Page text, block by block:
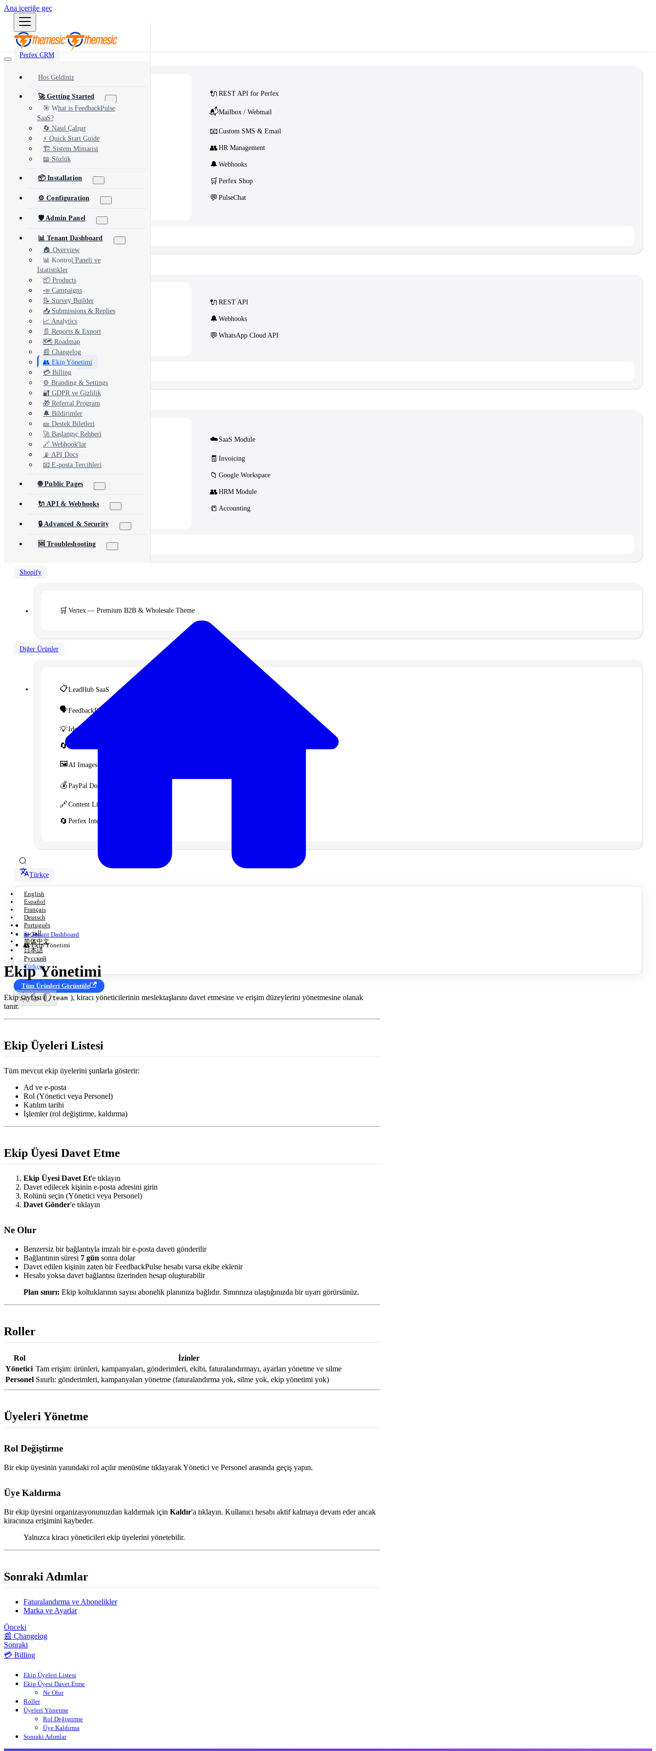
Ana içeriğe geç
Perfex CRM
Most popular modules and add-ons
🔗Integrations
Third-party services & APIs
Workflow automation & dev tools
🎨Themes & Security
UI customization & protection
🔌 REST API for Perfex
📬Mailbox / Webmail
📧 Custom SMS & Email
👥 HR Management
🔔 Webhooks
🛒 Perfex Shop
💬 PulseChat
📂 View All 40+ Modules →
Rise CRM
🧩 Modules
Core Rise CRM extensions
⚙️Automation & API
Security and third-party tools
🔌 REST API
🔔 Webhooks
💬 WhatsApp Cloud API
📂 View All 5 Plugins →
Concord CRM
💎Modules
Core Concord CRM extensions
📊Management
Assets, inventory & more
☁️ SaaS Module
🧾 Invoicing
📁 Google Workspace
👥 HRM Module
📒 Accounting
📂 View All 10+ Modules →
Shopify
🛒 Vertex — Premium B2B & Wholesale Theme
Diğer Ürünler
📋LeadHub SaaS
🗣️FeedbackPulse SaaS
💡Idea FMS
🔄
🖼️AI Images
💰PayPal Donation CF7
🔗 Content Linker
🔄 Perfex Integration for WHMCS
Türkçe
English
Español
Français
Deutsch
Português
العربية
简体中文
日本語
Русский
Türkçe
Tüm Ürünleri Görüntüle
Hos Geldiniz
🚀 Getting Started
🎯 What is FeedbackPulse
SaaS?
🔄 Nasıl Çalışır
⚡ Quick Start Guide
🏗️ Sistem Mimarisi
📖 Sözlük
📦 Installation
⚙️ Configuration
🛡️ Admin Panel
📊 Tenant Dashboard
🏠 Overview
📊 Kontrol Paneli ve
İstatistikler
📦 Products
📣 Campaigns
📝 Survey Builder
📥 Submissions & Replies
📈 Analytics
📄 Reports & Export
🗺️ Roadmap
📰 Changelog
👥 Ekip Yönetimi
💳 Billing
⚙️ Branding & Settings
🔐 GDPR ve Gizlilik
🎁 Referral Program
🔔 Bildirimler
🎫 Destek Biletleri
🚀 Başlangıç Rehberi
🔗 Webhook'lar
📡 API Docs
📧 E-posta Tercihleri
🌐 Public Pages
🔌 API & Webhooks
🔒 Advanced & Security
🆘 Troubleshooting
📊 Tenant Dashboard
👥 Ekip Yönetimi
Ekip Yönetimi
Ekip sayfası ( /team ), kiracı yöneticilerinin meslektaşlarını davet etmesine ve erişim düzeylerini yönetmesine olanak
tanır.
Ekip Üyeleri Listesi
Tüm mevcut ekip üyelerini şunlarla gösterir:
Ad ve e-posta
Rol (Yönetici veya Personel)
Katılım tarihi
İşlemler (rol değiştirme, kaldırma)
Ekip Üyesi Davet Etme
Ekip Üyesi Davet Et'e tıklayın
Davet edilecek kişinin e-posta adresini girin
Rolünü seçin (Yönetici veya Personel)
Davet Gönder'e tıklayın
Ne Olur
Benzersiz bir bağlantıyla imzalı bir e-posta daveti gönderilir
Bağlantının süresi 7 gün sonra dolar
Davet edilen kişinin zaten bir FeedbackPulse hesabı varsa ekibe eklenir
Hesabı yoksa davet bağlantısı üzerinden hesap oluşturabilir
Plan sınırı: Ekip koltuklarının sayısı abonelik planınıza bağlıdır. Sınırınıza ulaştığınızda bir uyarı görürsünüz.
Roller
Rol
İzinler
Yönetici Tam erişim: ürünleri, kampanyaları, gönderimleri, ekibi, faturalandırmayı, ayarları yönetme ve silme
Personel Sınırlı: gönderimleri, kampanyaları yönetme (faturalandırma yok, silme yok, ekip yönetimi yok)
Üyeleri Yönetme
Rol Değiştirme
Bir ekip üyesinin yanındaki rol açılır menüsüne tıklayarak Yönetici ve Personel arasında geçiş yapın.
Üye Kaldırma
Bir ekip üyesini organizasyonunuzdan kaldırmak için Kaldır'a tıklayın. Kullanıcı hesabı aktif kalmaya devam eder ancak
kiracınıza erişimini kaybeder.
Yalnızca kiracı yöneticileri ekip üyelerini yönetebilir.
Sonraki Adımlar
Faturalandırma ve Abonelikler
Marka ve Ayarlar
Önceki
📰 Changelog
Sonraki
💳 Billing
Ekip Üyeleri Listesi
Ekip Üyesi Davet Etme
Ne Olur
Roller
Üyeleri Yönetme
Rol Değiştirme
Üye Kaldırma
Sonraki Adımlar